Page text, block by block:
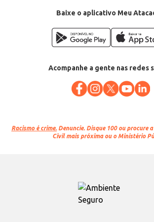
Baixe o aplicativo Meu
Acompanhe a gente nas redes
Racismo é crime. Denuncie. Disque 100 ou procure
Civil mais próxima ou o Ministério